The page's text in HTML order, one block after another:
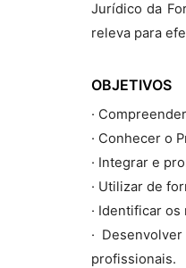
Jurídico da
releva para
OBJETIVOS
·
· Conhecer o
· Integrar e
· Utilizar de
· Identificar
·
profissionais.